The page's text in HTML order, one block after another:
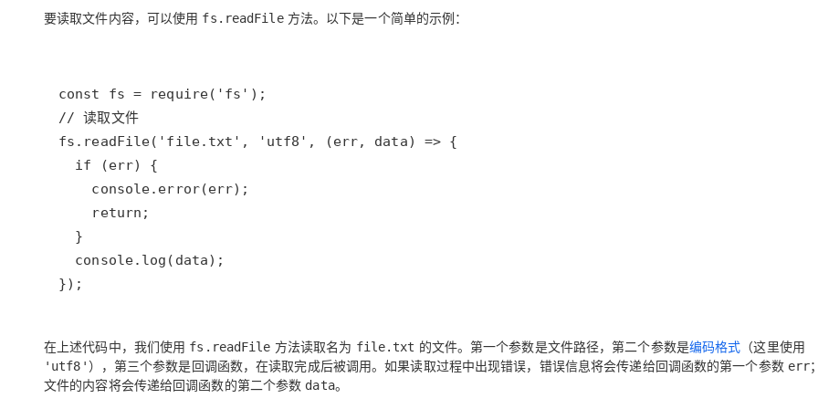
要读取文件内容，可以使用 fs.readFile方法。以下是一个简单的示例：
// 读取文件
});
在上述代码中，我们使用 fs.readFile 方法读取名为 file.txt 的文件。第一个参数是文件路径，第二个参数是编码格式 （这里使用
'utf8' ），第三个参数是回调函数，在读取完成后被调用。如果读取过程中出现错误，错误信息将会传递给回调函数的第一个参数 err
文件的内容将会传递给回调函数的第二个参数 data。